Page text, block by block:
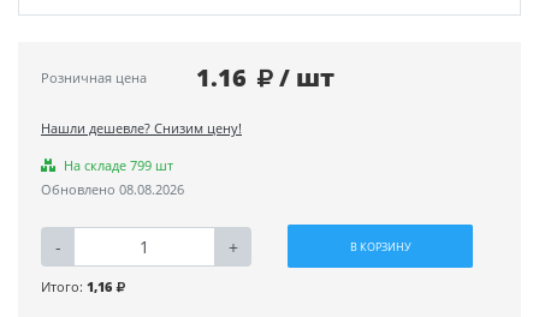
Розничная цена 1.16 / шт
Нашли дешевле? Снизим цену!
На складе 799 шт
Обновлено 08.08.2026
- + В КОРЗИНУ
Итого: 1,16